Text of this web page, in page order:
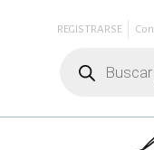
REGISTRARSE
productos